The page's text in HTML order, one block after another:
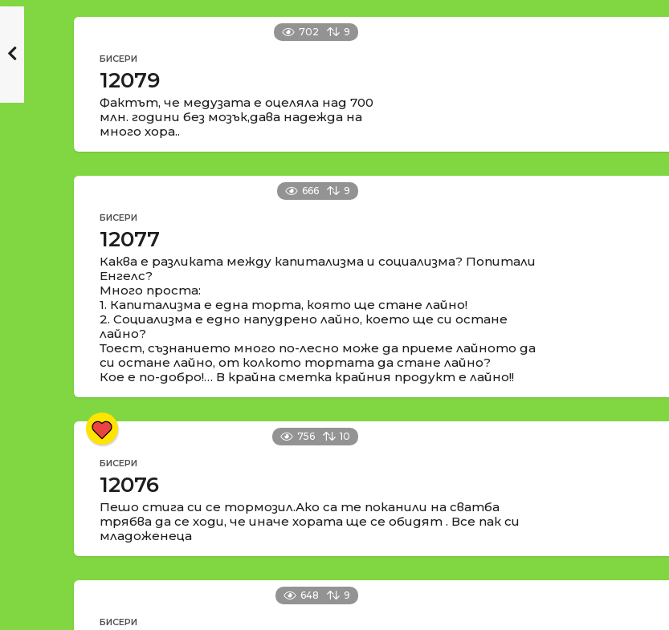
702 9
БИСЕРИ
12079
Фактът, че медузата е оцеляла над 700
млн. години без мозък,дава надежда на
много хора..
666 9
БИСЕРИ
12077
Каква е разликата между капитализма и социализма? Попитали
Енгелс?
Много проста:
1. Капитализма е една торта, която ще стане лайно!
2. Социализма е едно напудрено лайно, което ще си остане
лайно?
Тоест, съзнанието много по-лесно може да приеме лайното да
си остане лайно, от колкото тортата да стане лайно?
Кое е по-добро!… В крайна сметка крайния продукт е лайно!!
756 10
БИСЕРИ
12076
Пешо стига си се тормозил.Ако са те поканили на сватба
трябва да се ходи, че иначе хората ще се обидят . Все пак си
младоженеца
648 9
БИСЕРИ